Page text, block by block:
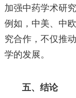
加强中药学术研
例如，中美、中
究合作，不仅推
学的发展。
五、结论